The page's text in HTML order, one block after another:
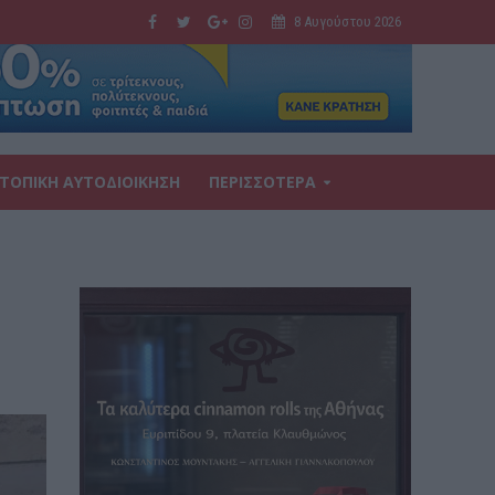
8 Αυγούστου 2026
ΑΥΤΟΔΙΟΙΚΗΣΗ ΠΕΡΙΣΣΟΤΕΡΑ